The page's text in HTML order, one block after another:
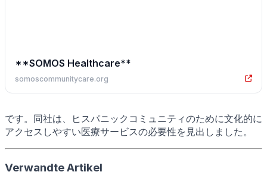
**SOMOS Healthcare**
somoscommunitycare.org
です。同社は、ヒスパニックコミュニティのために文化的に
アクセスしやすい医療サービスの必要性を見出しました。
Verwandte Artikel